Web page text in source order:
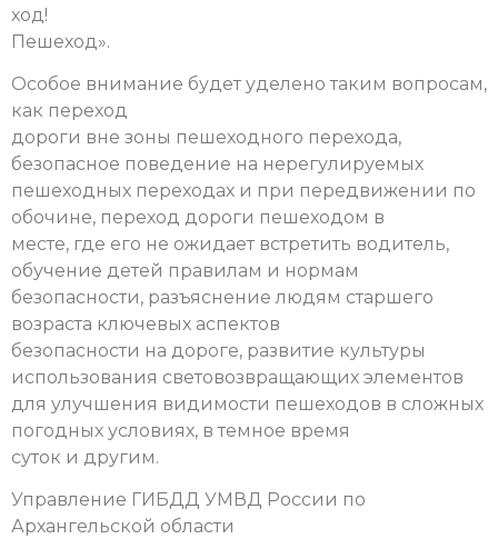
ход!
Пешеход».
Особое внимание будет уделено таким вопросам,
как переход
дороги вне зоны пешеходного перехода,
безопасное поведение на нерегулируемых
пешеходных переходах и при передвижении по
обочине, переход дороги пешеходом в
месте, где его не ожидает встретить водитель,
обучение детей правилам и нормам
безопасности, разъяснение людям старшего
возраста ключевых аспектов
безопасности на дороге, развитие культуры
использования световозвращающих элементов
для улучшения видимости пешеходов в сложных
погодных условиях, в темное время
суток и другим.
Управление ГИБДД УМВД России по
Архангельской области